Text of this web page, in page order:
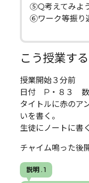
⑤Q考えてみよ
⑥ワーク等振り
こう授業する
授業開始３分前
日付 P・８３ 数
タイトルに赤のア
いを書く。
生徒にノートに書
チャイム鳴った後
説明 . 1